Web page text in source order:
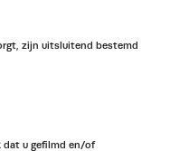
zijn uitsluitend bestemd
dat u gefilmd en/of